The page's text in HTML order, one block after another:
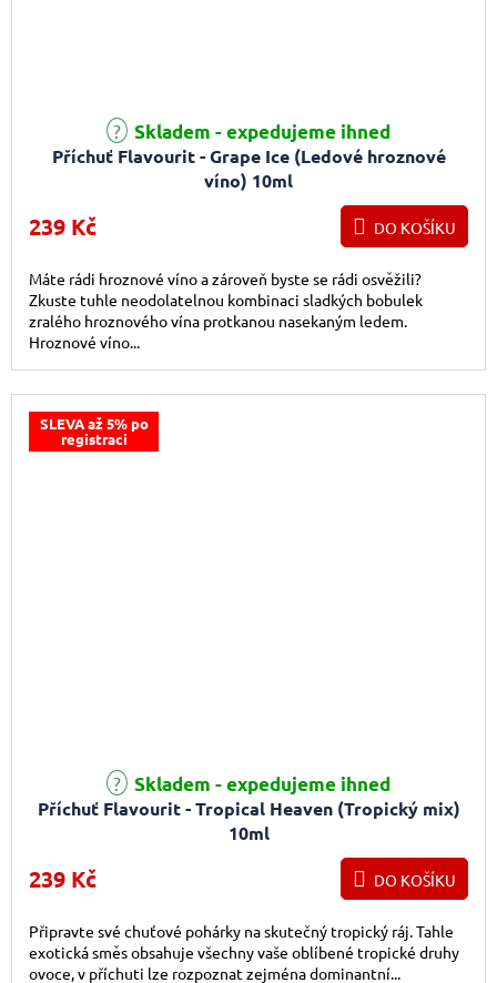
Příchuť Flavourit - Grape Ice (Ledové hroznové
víno) 10ml
Průměrné hodnocení produktu je 4,0 z 5 hvězdiček.
Skladem - expedujeme ihned
239 Kč DO KOŠÍKU
Máte rádi hroznové víno a zároveň byste se rádi osvěžili?
Zkuste tuhle neodolatelnou kombinaci sladkých bobulek
zralého hroznového vína protkanou nasekaným ledem.
Hroznové víno...
SLEVA až 5% po
registraci
Příchuť Flavourit - Tropical Heaven (Tropický mix)
10ml
Skladem - expedujeme ihned
239 Kč DO KOŠÍKU
Připravte své chuťové pohárky na skutečný tropický ráj. Tahle
exotická směs obsahuje všechny vaše oblíbené tropické druhy
ovoce, v příchuti lze rozpoznat zejména dominantní...